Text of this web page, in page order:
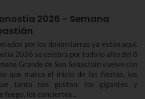
2026 - Semana
por los donostiarras ya están aquí.
2026 se celebra por todo lo alto del 8
Grande de San Sebastián vuelve con
que marca el inicio de las fiestas, los
tanto nos gustan, los gigantes y
fuego, los conciertos...